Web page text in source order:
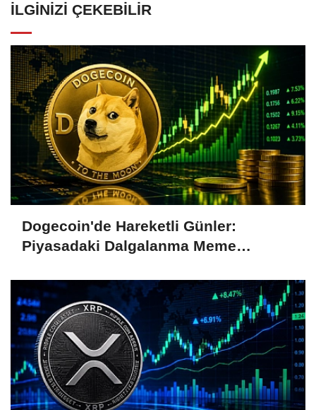
İLGINIZI ÇEKEBILIR
Dogecoin'de Hareketli Günler:
Piyasadaki Dalgalanma Meme